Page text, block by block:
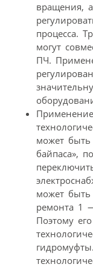
вращения,
процесса.
могут
ПЧ.
может быть
байпаса»,
может быть
ремонта 1
Поэтому